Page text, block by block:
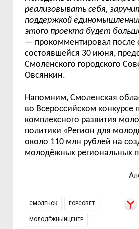
реализовывать себя,
поддержкой
этого проекта будет
— прокомментировал после
состоявшейся 30 июня,
Смоленского городского
Овсянкин.
Напомним, Смоленская
во Всероссийском конкурсе
комплексного развития
политики «Регион для
около 110 млн рублей на
молодёжных региональных
СМОЛЕНСК ГОРСОВЕТ
МОЛОДЁЖНЫЙЦЕНТР